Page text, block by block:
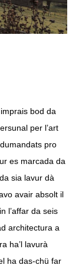
bod da
per l’art
pro
es marcada da
sia lavur dà
avair absolt il
l’affar da seis
architectura a
ha’l lavurà
ha das-chü far